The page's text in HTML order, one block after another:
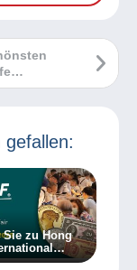
Sie zu Hong
Fair!